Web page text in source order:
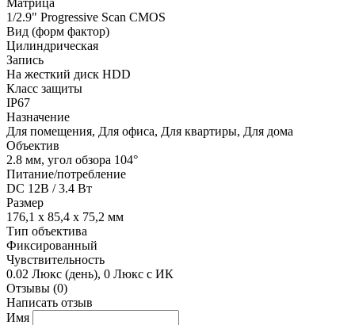
Матрица
1/2.9" Progressive Scan CMOS
Вид (форм фактор)
Цилиндрическая
Запись
На жесткий диск HDD
Класс защиты
IP67
Назначение
Для помещения, Для офиса, Для квартиры, Для дома
Объектив
2.8 мм, угол обзора 104°
Питание/потребление
DC 12В / 3.4 Вт
Размер
176,1 х 85,4 х 75,2 мм
Тип объектива
Фиксированный
Чувствительность
0.02 Люкс (день), 0 Люкс с ИК
Отзывы (0)
Написать отзыв
Имя